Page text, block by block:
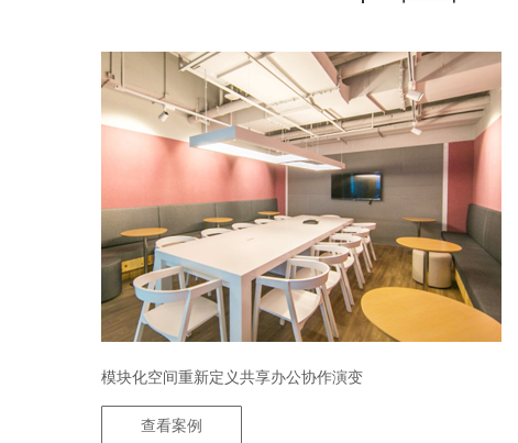
模块化空间重新定义共享办公协作演变
查看案例